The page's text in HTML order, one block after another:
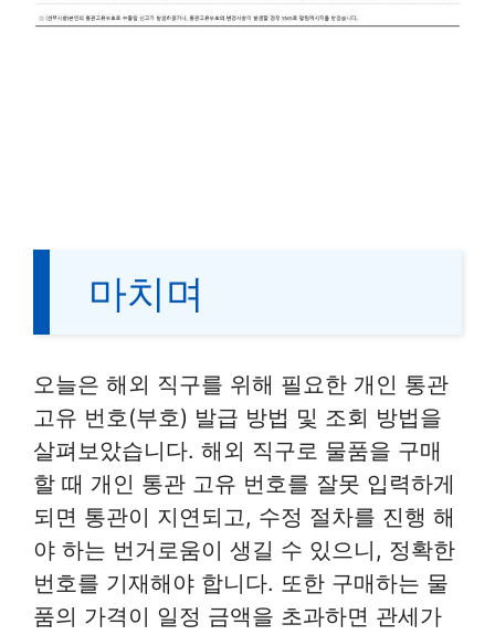
마치며
오늘은 해외 직구를 위해 필요한 개인 통관
고유 번호(부호) 발급 방법 및 조회 방법을
살펴보았습니다. 해외 직구로 물품을 구매
할 때 개인 통관 고유 번호를 잘못 입력하게
되면 통관이 지연되고, 수정 절차를 진행 해
야 하는 번거로움이 생길 수 있으니, 정확한
번호를 기재해야 합니다. 또한 구매하는 물
품의 가격이 일정 금액을 초과하면 관세가